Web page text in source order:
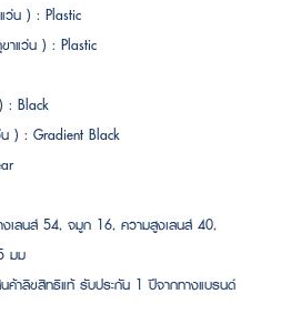
ว่น ) : Plastic
ขาแว่น ) : Plastic
: Black
น ) : Gradient Black
เลนส์ 54, จมูก 16, ความสูงเลนส์ 40,
มม
าลิขสิทธิแท้ รับประกัน 1 ปีจากทางแบรนด์